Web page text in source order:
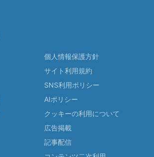
個人情報保護方針
サイト利用規約
SNS利用ポリシー
AIポリシー
クッキーの利用について
広告掲載
記事配信